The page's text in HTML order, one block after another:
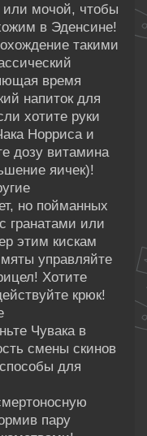
или мочой, чтобы
в Эденсине!
такими
время
напиток для
хотите руки
Норриса и
дозу витамина
яичек)!
но пойманных
гранатами или
этим кискам
управляйте
Хотите
крюк!
Чувака в
смены скинов
для
пару